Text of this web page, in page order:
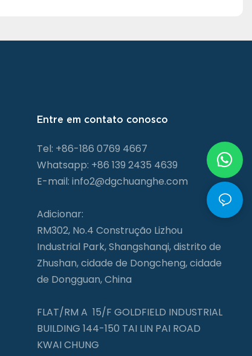
Entre em contato conosco
Tel: +86-186 0769 4667
Whatsapp: +86 139 2435 4639
E-mail: info2@dgchuanghe.com
Adicionar:
RM302, No.4 Construção Lizhou
Industrial Park, Shangshanqi, distrito de
Zhushan, cidade de Dongcheng, cidade
de Dongguan, China
FLAT/RM A 15/F GOLDFIELD INDUSTRIAL
BUILDING 144-150 TAI LIN PAI ROAD
KWAI CHUNG